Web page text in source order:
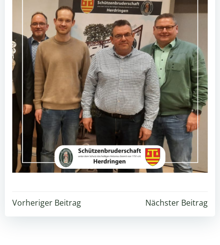
Beitragsnavigation
Vorheriger Beitrag Beitragsnavigation
Nächster Beitrag